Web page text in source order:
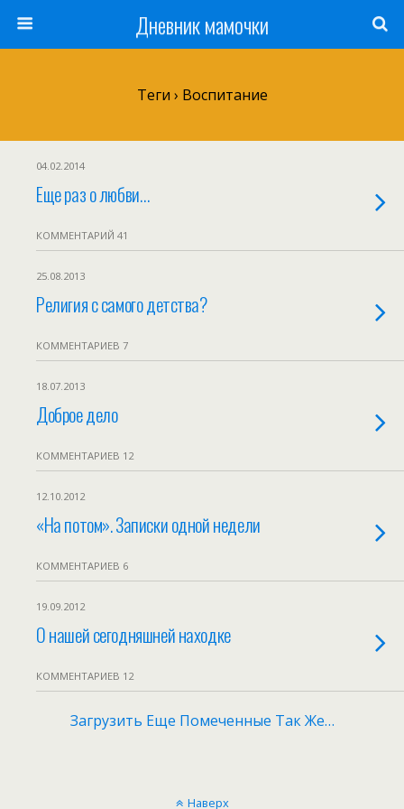
Дневник мамочки
Теги › Воспитание
04.02.2014
Еще раз о любви…
КОММЕНТАРИЙ 41
25.08.2013
Религия с самого детства?
КОММЕНТАРИЕВ 7
18.07.2013
Доброе дело
КОММЕНТАРИЕВ 12
12.10.2012
«На потом». Записки одной недели
КОММЕНТАРИЕВ 6
19.09.2012
О нашей сегодняшней находке
КОММЕНТАРИЕВ 12
Загрузить Еще Помеченные Так Же…
Наверх